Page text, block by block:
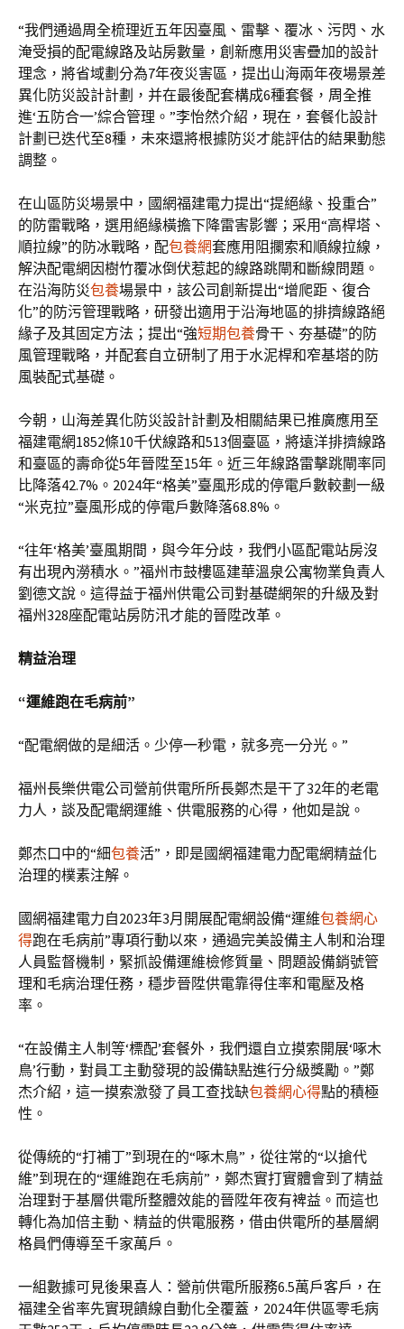
“我們通過周全梳理近五年因臺風、雷擊、覆冰、污閃、水
淹受損的配電線路及站房數量，創新應用災害疊加的設計
理念，將省域劃分為7年夜災害區，提出山海兩年夜場景差
異化防災設計計劃，并在最後配套構成6種套餐，周全推
進‘五防合一’綜合管理。”李怡然介紹，現在，套餐化設計
計劃已迭代至8種，未來還將根據防災才能評估的結果動態
調整。
在山區防災場景中，國網福建電力提出“提絕緣、投重合”
的防雷戰略，選用絕緣橫擔下降雷害影響；采用“高桿塔、
順拉線”的防冰戰略，配包養網套應用阻攔索和順線拉線，
解決配電網因樹竹覆冰倒伏惹起的線路跳閘和斷線問題。
在沿海防災包養場景中，該公司創新提出“增爬距、復合
化”的防污管理戰略，研發出適用于沿海地區的排擠線路絕
緣子及其固定方法；提出“強短期包養骨干、夯基礎”的防
風管理戰略，并配套自立研制了用于水泥桿和窄基塔的防
風裝配式基礎。
今朝，山海差異化防災設計計劃及相關結果已推廣應用至
福建電網1852條10千伏線路和513個臺區，將遠洋排擠線路
和臺區的壽命從5年晉陞至15年。近三年線路雷擊跳閘率同
比降落42.7%。2024年“格美”臺風形成的停電戶數較劃一級
“米克拉”臺風形成的停電戶數降落68.8%。
“往年‘格美’臺風期間，與今年分歧，我們小區配電站房沒
有出現內澇積水。”福州市鼓樓區建華溫泉公寓物業負責人
劉德文說。這得益于福州供電公司對基礎網架的升級及對
福州328座配電站房防汛才能的晉陞改革。
精益治理
“運維跑在毛病前”
“配電網做的是細活。少停一秒電，就多亮一分光。”
福州長樂供電公司營前供電所所長鄭杰是干了32年的老電
力人，談及配電網運維、供電服務的心得，他如是說。
鄭杰口中的“細包養活”，即是國網福建電力配電網精益化
治理的樸素注解。
國網福建電力自2023年3月開展配電網設備“運維包養網心
得跑在毛病前”專項行動以來，通過完美設備主人制和治理
人員監督機制，緊抓設備運維檢修質量、問題設備銷號管
理和毛病治理任務，穩步晉陞供電靠得住率和電壓及格
率。
“在設備主人制等‘標配’套餐外，我們還自立摸索開展‘啄木
鳥’行動，對員工主動發現的設備缺點進行分級獎勵。”鄭
杰介紹，這一摸索激發了員工查找缺包養網心得點的積極
性。
從傳統的“打補丁”到現在的“啄木鳥”，從往常的“以搶代
維”到現在的“運維跑在毛病前”，鄭杰實打實體會到了精益
治理對于基層供電所整體效能的晉陞年夜有裨益。而這也
轉化為加倍主動、精益的供電服務，借由供電所的基層網
格員們傳導至千家萬戶。
一組數據可見後果喜人：營前供電所服務6.5萬戶客戶，在
福建全省率先實現饋線自動化全覆蓋，2024年供區零毛病